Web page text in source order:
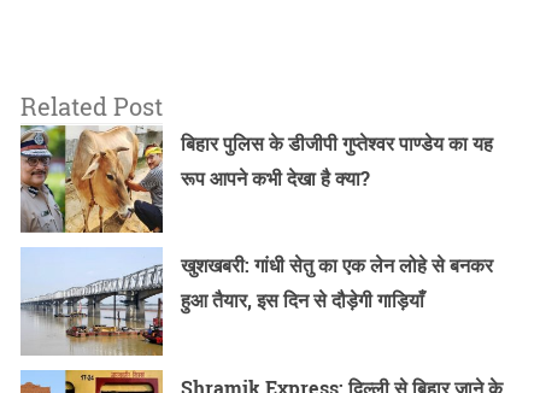
Related Post
बिहार पुलिस के डीजीपी गुप्तेश्वर पाण्डेय का यह
रूप आपने कभी देखा है क्या?
खुशखबरी: गांधी सेतु का एक लेन लोहे से बनकर
हुआ तैयार, इस दिन से दौड़ेगी गाड़ियाँ
Shramik Express: दिल्ली से बिहार जाने के